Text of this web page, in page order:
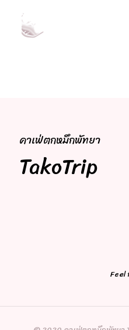
คาเฟ่ตกหมึกพัทยา
TakoTrip